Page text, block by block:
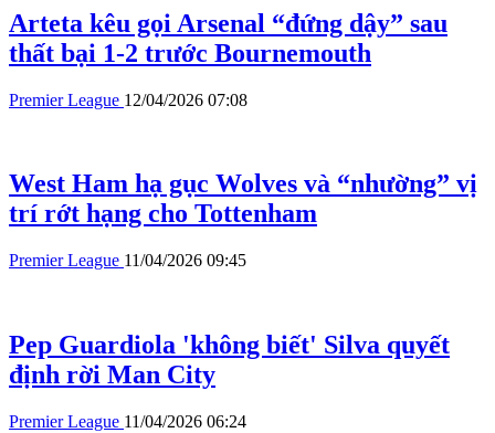
Arteta kêu gọi Arsenal “đứng dậy” sau
thất bại 1-2 trước Bournemouth
Premier League 12/04/2026 07:08
West Ham hạ gục Wolves và “nhường” vị
trí rớt hạng cho Tottenham
Premier League 11/04/2026 09:45
Pep Guardiola 'không biết' Silva quyết
định rời Man City
Premier League 11/04/2026 06:24